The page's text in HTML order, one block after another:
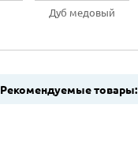
Дуб медовый
Рекомендуемые товары: